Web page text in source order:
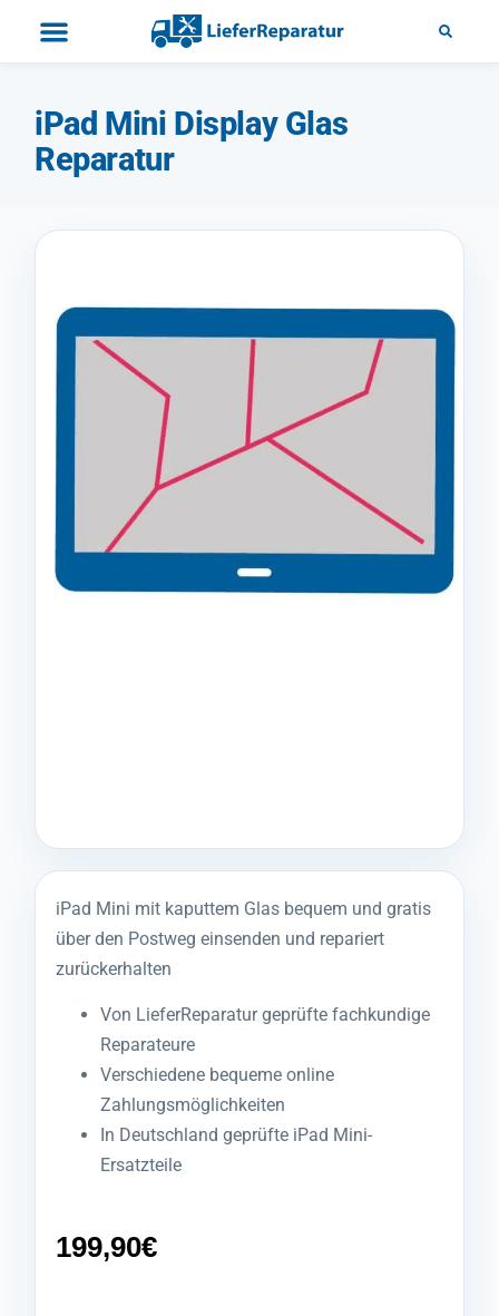
iPad Mini Display Glas
Reparatur
iPad Mini mit kaputtem Glas bequem und gratis
über den Postweg einsenden und repariert
zurückerhalten
Von LieferReparatur geprüfte fachkundige
Reparateure
Verschiedene bequeme online
Zahlungsmöglichkeiten
In Deutschland geprüfte iPad Mini-
Ersatzteile
199,90€